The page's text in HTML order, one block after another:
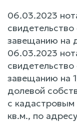
06.03.2023
завещанию на
06.03.2023
завещанию на
долевой
с
кв.м., по